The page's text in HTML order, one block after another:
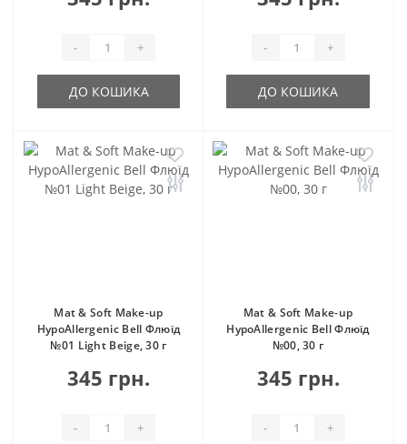
- +
ДО КОШИКА
- +
ДО КОШИКА
Mat & Soft Make-up
HypoAllergenic Bell Флюїд
№01 Light Beige, 30 г
345 грн.
- +
Mat & Soft Make-up
HypoAllergenic Bell Флюїд
№00, 30 г
345 грн.
- +